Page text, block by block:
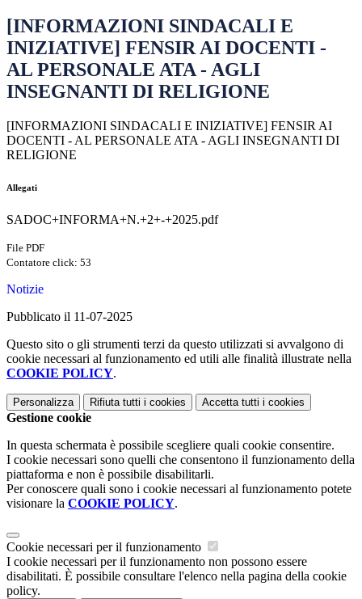
[INFORMAZIONI SINDACALI E
INIZIATIVE] FENSIR AI DOCENTI -
AL PERSONALE ATA - AGLI
INSEGNANTI DI RELIGIONE
[INFORMAZIONI SINDACALI E INIZIATIVE] FENSIR AI
DOCENTI - AL PERSONALE ATA - AGLI INSEGNANTI DI
RELIGIONE
Allegati
SADOC+INFORMA+N.+2+-+2025.pdf
File PDF
Contatore click: 53
Notizie
Pubblicato il 11-07-2025
Questo sito o gli strumenti terzi da questo utilizzati si avvalgono di
cookie necessari al funzionamento ed utili alle finalità illustrate nella
COOKIE POLICY.
Personalizza Rifiuta tutti i cookies Accetta tutti i cookies
Gestione cookie
In questa schermata è possibile scegliere quali cookie consentire.
I cookie necessari sono quelli che consentono il funzionamento della
piattaforma e non è possibile disabilitarli.
Per conoscere quali sono i cookie necessari al funzionamento potete
visionare la COOKIE POLICY.
Cookie necessari per il funzionamento
I cookie necessari per il funzionamento non possono essere
disabilitati. È possibile consultare l'elenco nella pagina della cookie
policy.